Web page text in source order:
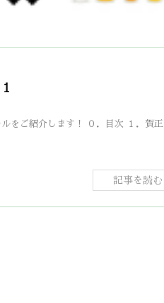
をご紹介します！ ０．目次 １．賀
記事を読む